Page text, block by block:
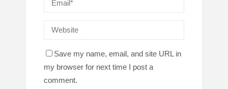
Save my name, email, and site URL in
my browser for next time I post a
comment.